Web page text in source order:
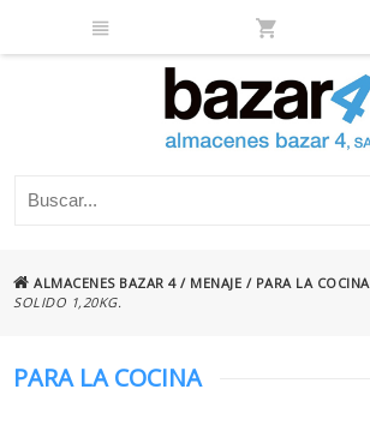
ALMACENES BAZAR 4/ MENAJE / PARA LA COCINA
SOLIDO 1,20KG.
PARA LA COCINA